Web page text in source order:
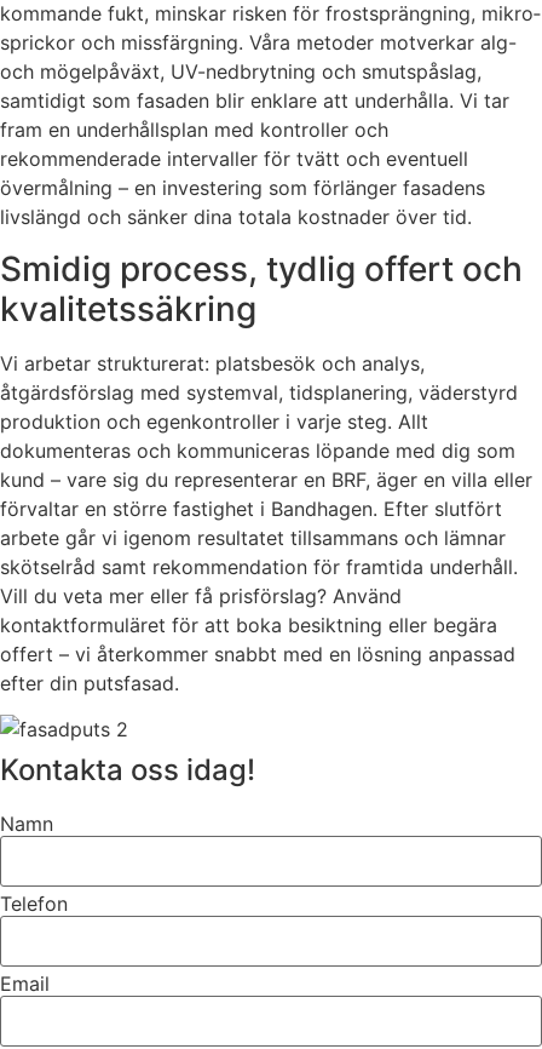
kommande fukt, minskar risken för frostsprängning, mikro­
sprickor och missfärgning. Våra metoder motverkar alg-
och mögelpåväxt, UV-nedbrytning och smutspåslag,
samtidigt som fasaden blir enklare att underhålla. Vi tar
fram en underhållsplan med kontroller och
rekommenderade intervaller för tvätt och eventuell
övermålning – en investering som förlänger fasadens
livslängd och sänker dina totala kostnader över tid.
Smidig process, tydlig offert och
kvalitetssäkring
Vi arbetar strukturerat: platsbesök och analys,
åtgärdsförslag med systemval, tidsplanering, väderstyrd
produktion och egenkontroller i varje steg. Allt
dokumenteras och kommuniceras löpande med dig som
kund – vare sig du representerar en BRF, äger en villa eller
förvaltar en större fastighet i Bandhagen. Efter slutfört
arbete går vi igenom resultatet tillsammans och lämnar
skötselråd samt rekommendation för framtida underhåll.
Vill du veta mer eller få prisförslag? Använd
kontaktformuläret för att boka besiktning eller begära
offert – vi återkommer snabbt med en lösning anpassad
efter din putsfasad.
Kontakta oss idag!
Namn
Telefon
Email